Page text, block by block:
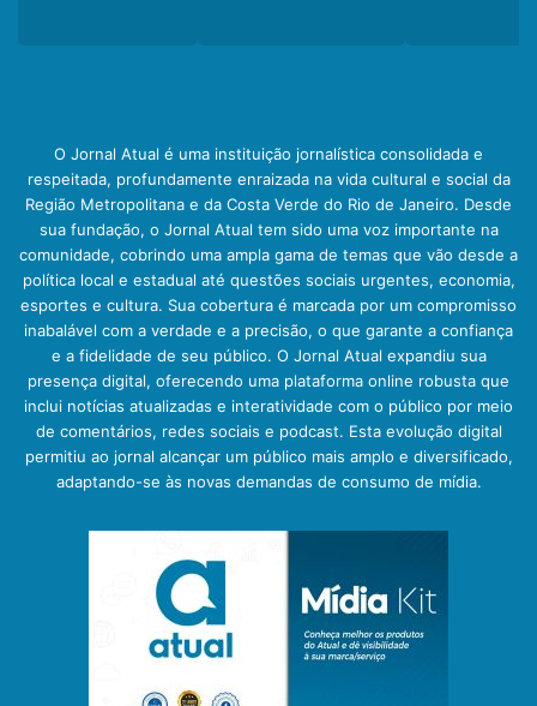
O Jornal Atual é uma instituição jornalística consolidada e
respeitada, profundamente enraizada na vida cultural e social da
Região Metropolitana e da Costa Verde do Rio de Janeiro. Desde
sua fundação, o Jornal Atual tem sido uma voz importante na
comunidade, cobrindo uma ampla gama de temas que vão desde a
política local e estadual até questões sociais urgentes, economia,
esportes e cultura. Sua cobertura é marcada por um compromisso
inabalável com a verdade e a precisão, o que garante a confiança
e a fidelidade de seu público. O Jornal Atual expandiu sua
presença digital, oferecendo uma plataforma online robusta que
inclui notícias atualizadas e interatividade com o público por meio
de comentários, redes sociais e podcast. Esta evolução digital
permitiu ao jornal alcançar um público mais amplo e diversificado,
adaptando-se às novas demandas de consumo de mídia.